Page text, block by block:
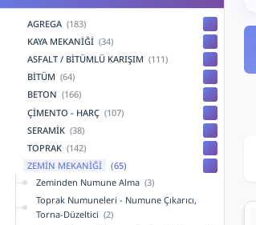
AGREGA (183)
KAYA MEKANİĞİ (34)
ASFALT / BİTÜMLÜ KARIŞIM (111)
BİTÜM (64)
BETON (166)
ÇİMENTO - HARÇ (107)
SERAMİK (38)
TOPRAK (142)
ZEMİN MEKANİĞİ
(65)
Zeminden Numune Alma (3)
Toprak Numuneleri - Numune Çıkarıcı,
Torna-Düzeltici (2)